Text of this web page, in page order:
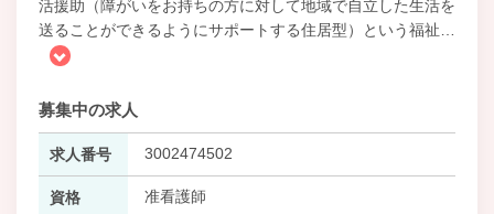
活援助（障がいをお持ちの方に対して地域で自立した生活を
送ることができるようにサポートする住居型）という福祉
募集中の求人
求人番号 3002474502
資格 准看護師